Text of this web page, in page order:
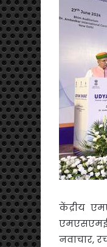
केंद्रीय
नवाचार,